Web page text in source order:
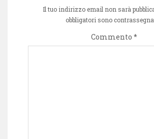
Il tuo indirizzo email non sarà
obbligatori sono
Commento *